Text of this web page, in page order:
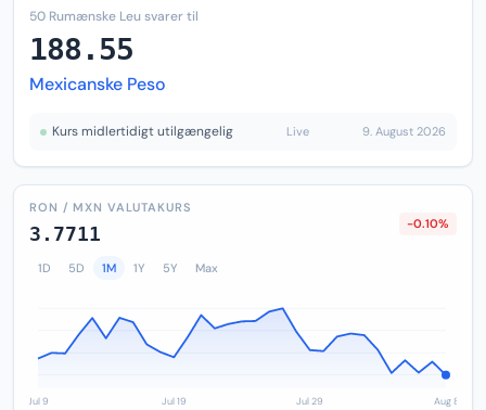
50 Rumænske Leu svarer til
188.55
Mexicanske Peso
Kurs midlertidigt utilgængelig Live 9. August 2026
RON / MXN VALUTAKURS
3.7711 -0.10%
1D 5D 1M 1Y 5Y Max